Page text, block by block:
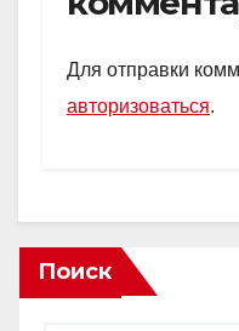
A
p
p
kl
a
ss
Для отправки
авторизоваться.
Поиск